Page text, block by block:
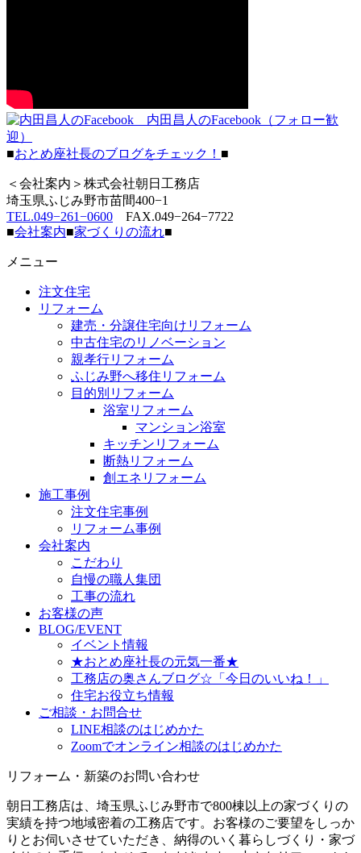
内田昌人のFacebook（フォロー歓
迎）
■おとめ座社長のブログをチェック！ ■
＜会社案内＞株式会社朝日工務店
埼玉県ふじみ野市苗間400−1
TEL.049−261−0600 FAX.049−264−7722
■会社案内■家づくりの流れ■
メニュー
注文住宅
リフォーム
建売・分譲住宅向けリフォーム
中古住宅のリノベーション
親孝行リフォーム
ふじみ野へ移住リフォーム
目的別リフォーム
浴室リフォーム
マンション浴室
キッチンリフォーム
断熱リフォーム
創エネリフォーム
施工事例
注文住宅事例
リフォーム事例
会社案内
こだわり
自慢の職人集団
工事の流れ
お客様の声
BLOG/EVENT
イベント情報
★おとめ座社長の元気一番★
工務店の奥さんブログ☆「今日のいいね！」
住宅お役立ち情報
ご相談・お問合せ
LINE相談のはじめかた
Zoomでオンライン相談のはじめかた
リフォーム・新築のお問い合わせ
朝日工務店は、埼玉県ふじみ野市で800棟以上の家づくりの
実績を持つ地域密着の工務店です。お客様のご要望をしっか
りとお伺いさせていただき、納得のいく暮らしづくり・家づ